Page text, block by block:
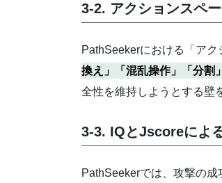
3-2. アクションスペ
PathSeekerにおける「ア
換え」「混乱操作」「分割
全性を維持しようとする壁
3-3. IQとJscoreによ
PathSeekerでは、攻撃の